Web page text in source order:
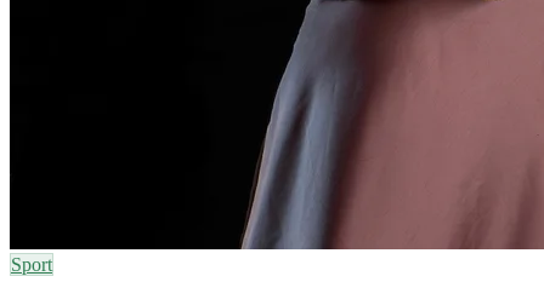
Sport